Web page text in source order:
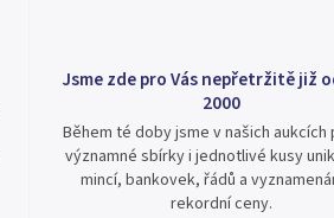
Jsme zde pro Vás nepřetržitě již
2000
Během té doby jsme v našich aukcích
významné sbírky i jednotlivé kusy
mincí, bankovek, řádů a
rekordní ceny.